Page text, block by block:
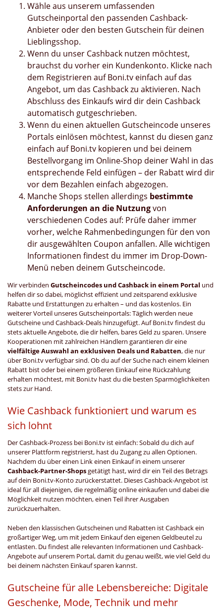
Wähle aus unserem umfassenden
Gutscheinportal den passenden Cashback-
Anbieter oder den besten Gutschein für deinen
Lieblingsshop.
Wenn du unser Cashback nutzen möchtest,
brauchst du vorher ein Kundenkonto. Klicke nach
dem Registrieren auf Boni.tv einfach auf das
Angebot, um das Cashback zu aktivieren. Nach
Abschluss des Einkaufs wird dir dein Cashback
automatisch gutgeschrieben.
Wenn du einen aktuellen Gutscheincode unseres
Portals einlösen möchtest, kannst du diesen ganz
einfach auf Boni.tv kopieren und bei deinem
Bestellvorgang im Online-Shop deiner Wahl in das
entsprechende Feld einfügen – der Rabatt wird dir
vor dem Bezahlen einfach abgezogen.
Manche Shops stellen allerdings bestimmte
Anforderungen an die Nutzungvon
verschiedenen Codes auf: Prüfe daher immer
vorher, welche Rahmenbedingungen für den von
dir ausgewählten Coupon anfallen. Alle wichtigen
Informationen findest du immer im Drop-Down-
Menü neben deinem Gutscheincode.
Wir verbinden Gutscheincodes und Cashback in einem Portal und
helfen dir so dabei, möglichst effizient und zeitsparend exklusive
Rabatte und Erstattungen zu erhalten – und das kostenlos. Ein
weiterer Vorteil unseres Gutscheinportals: Täglich werden neue
Gutscheine und Cashback-Deals hinzugefügt. Auf Boni.tv findest du
stets aktuelle Angebote, die dir helfen, bares Geld zu sparen. Unsere
Kooperationen mit zahlreichen Händlern garantieren dir eine
vielfältige Auswahl an exklusiven Deals und Rabatten, die nur
über Boni.tv verfügbar sind. Ob du auf der Suche nach einem kleinen
Rabatt bist oder bei einem größeren Einkauf eine Rückzahlung
erhalten möchtest, mit Boni.tv hast du die besten Sparmöglichkeiten
stets zur Hand.
Wie Cashback funktioniert und warum es
sich lohnt
Der Cashback-Prozess bei Boni.tv ist einfach: Sobald du dich auf
unserer Plattform registrierst, hast du Zugang zu allen Optionen.
Nachdem du über einen Link einen Einkauf in einem unserer
Cashback-Partner-Shopsgetätigt hast, wird dir ein Teil des Betrags
auf dein Boni.tv-Konto zurückerstattet. Dieses Cashback-Angebot ist
ideal für all diejenigen, die regelmäßig online einkaufen und dabei die
Möglichkeit nutzen möchten, einen Teil ihrer Ausgaben
zurückzuerhalten.
Neben den klassischen Gutscheinen und Rabatten ist Cashback ein
großartiger Weg, um mit jedem Einkauf den eigenen Geldbeutel zu
entlasten. Du findest alle relevanten Informationen und Cashback-
Angebote auf unserem Portal, damit du genau weißt, wie viel Geld du
bei deinem nächsten Einkauf sparen kannst.
Gutscheine für alle Lebensbereiche: Digitale
Geschenke, Mode, Technik und mehr